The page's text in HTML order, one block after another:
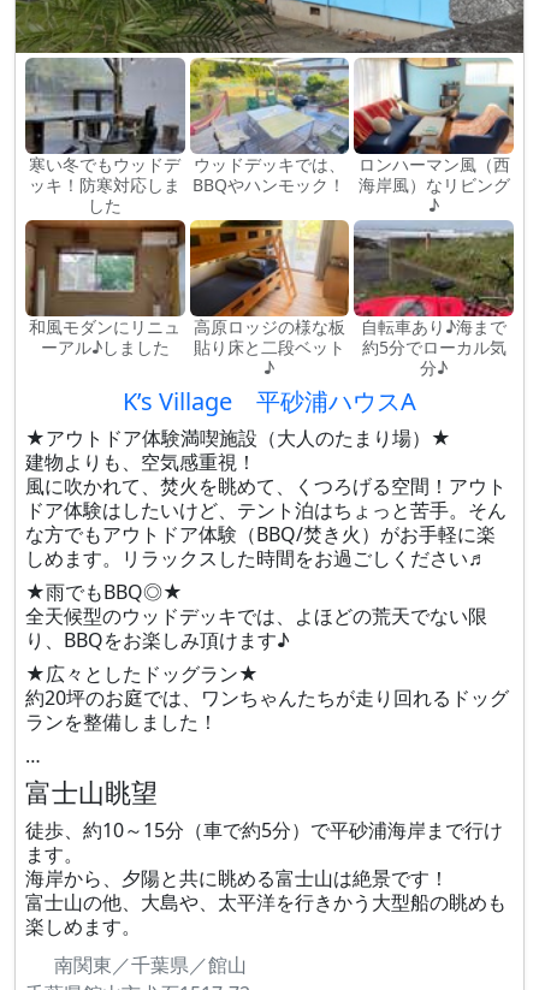
寒い冬でもウッドデ
ッキ！防寒対応しま
した
ウッドデッキでは、
BBQやハンモック！
ロンハーマン風（西
海岸風）なリビング
♪
和風モダンにリニュ
ーアル♪しました
高原ロッジの様な板
貼り床と二段ベット
♪
自転車あり♪海まで
約5分でローカル気
分♪
K’s Village 平砂浦ハウスA
★アウトドア体験満喫施設（大人のたまり場）★
建物よりも、空気感重視！
風に吹かれて、焚火を眺めて、くつろげる空間！アウト
ドア体験はしたいけど、テント泊はちょっと苦手。そん
な方でもアウトドア体験（BBQ/焚き火）がお手軽に楽
しめます。リラックスした時間をお過ごしください♬
★雨でもBBQ◎★
全天候型のウッドデッキでは、よほどの荒天でない限
り、BBQをお楽しみ頂けます♪
★広々としたドッグラン★
約20坪のお庭では、ワンちゃんたちが走り回れるドッグ
ランを整備しました！
…
富士山眺望
徒歩、約10～15分（車で約5分）で平砂浦海岸まで行け
ます。
海岸から、夕陽と共に眺める富士山は絶景です！
富士山の他、大島や、太平洋を行きかう大型船の眺めも
楽しめます。
南関東／千葉県／館山